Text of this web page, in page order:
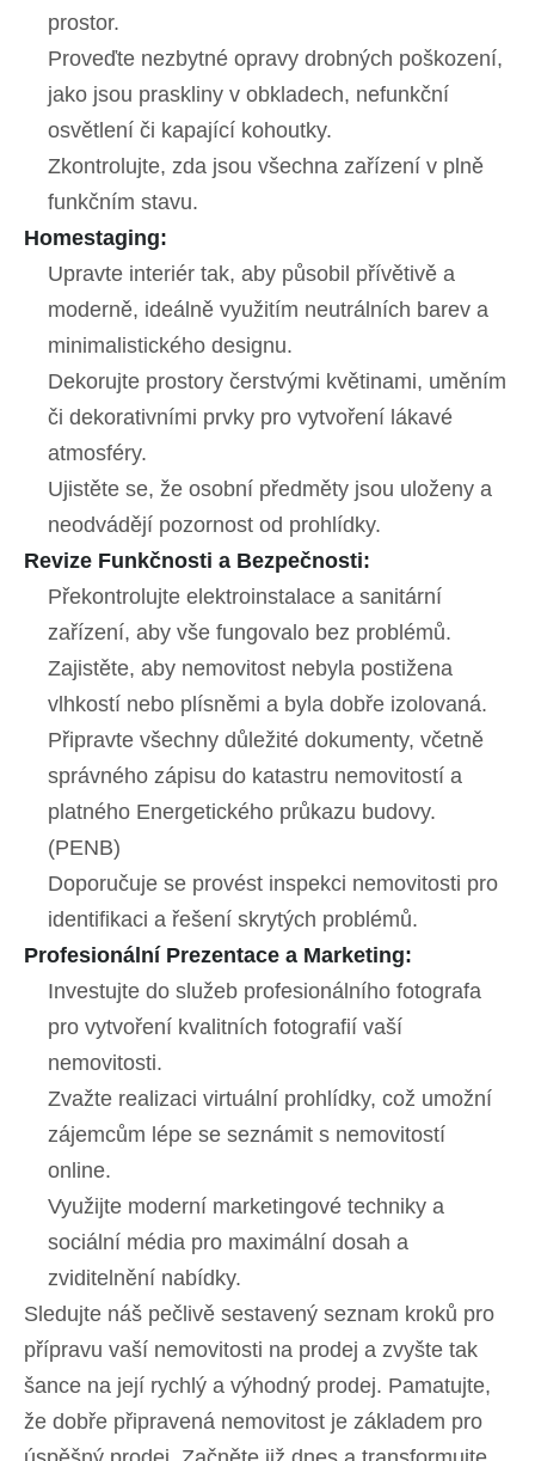
prostor.
Proveďte nezbytné opravy drobných poškození,
jako jsou praskliny v obkladech, nefunkční
osvětlení či kapající kohoutky.
Zkontrolujte, zda jsou všechna zařízení v plně
funkčním stavu.
Homestaging:
Upravte interiér tak, aby působil přívětivě a
moderně, ideálně využitím neutrálních barev a
minimalistického designu.
Dekorujte prostory čerstvými květinami, uměním
či dekorativními prvky pro vytvoření lákavé
atmosféry.
Ujistěte se, že osobní předměty jsou uloženy a
neodvádějí pozornost od prohlídky.
Revize Funkčnosti a Bezpečnosti:
Překontrolujte elektroinstalace a sanitární
zařízení, aby vše fungovalo bez problémů.
Zajistěte, aby nemovitost nebyla postižena
vlhkostí nebo plísněmi a byla dobře izolovaná.
Připravte všechny důležité dokumenty, včetně
správného zápisu do katastru nemovitostí a
platného Energetického průkazu budovy.
(PENB)
Doporučuje se provést inspekci nemovitosti pro
identifikaci a řešení skrytých problémů.
Profesionální Prezentace a Marketing:
Investujte do služeb profesionálního fotografa
pro vytvoření kvalitních fotografií vaší
nemovitosti.
Zvažte realizaci virtuální prohlídky, což umožní
zájemcům lépe se seznámit s nemovitostí
online.
Využijte moderní marketingové techniky a
sociální média pro maximální dosah a
zviditelnění nabídky.
Sledujte náš pečlivě sestavený seznam kroků pro
přípravu vaší nemovitosti na prodej a zvyšte tak
šance na její rychlý a výhodný prodej. Pamatujte,
že dobře připravená nemovitost je základem pro